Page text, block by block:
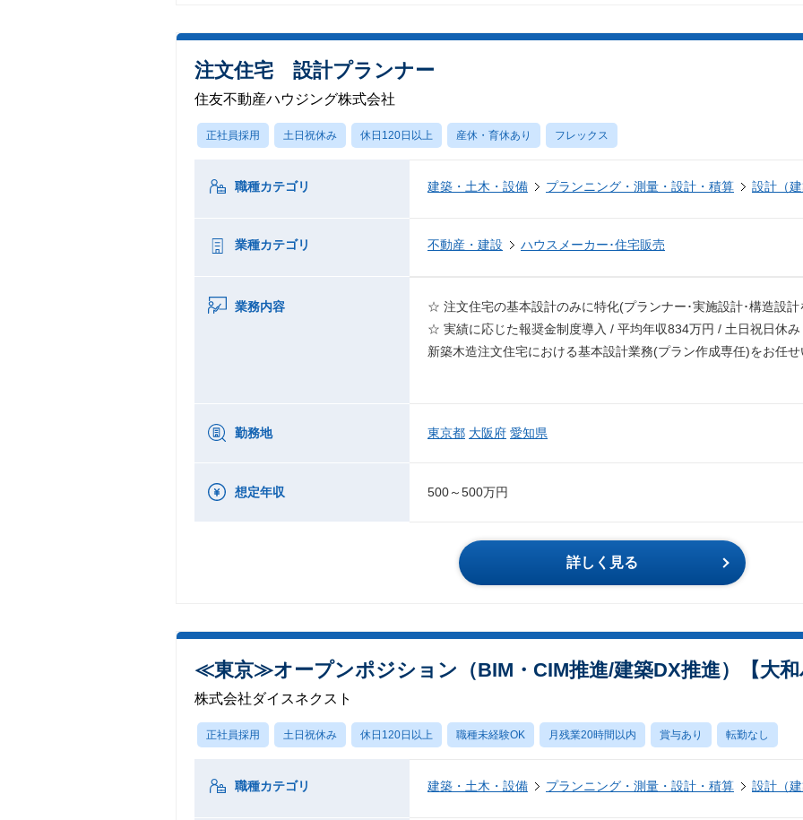
注文住宅 設計プランナー
住友不動産ハウジング株式会社
正社員採用 土日祝休み 休日120日以上 産休・育休あり フレックス
職種カテゴリ 建築・土木・設備 プランニング・測量・設計・積算 設計（建
業種カテゴリ 不動産・建設 ハウスメーカー･住宅販売
業務内容
☆ 注⽂住宅の基本設計のみに特化(プランナー･実施設計･構造設
☆ 実績に応じた報奨⾦制度導⼊ / 平均年収834万円 / ⼟⽇祝⽇休
新築⽊造注⽂住宅における基本設計業務(プラン作成専任)をお任せ
勤務地 東京都 大阪府 愛知県
想定年収 500～500万円
詳しく見る
≪東京≫オープンポジション（BIM・CIM推進/建築DX推進）【大和
株式会社ダイスネクスト
正社員採用 土日祝休み 休日120日以上 職種未経験OK 月残業20時間以内 賞与あり 転勤なし
職種カテゴリ 建築・土木・設備 プランニング・測量・設計・積算 設計（建